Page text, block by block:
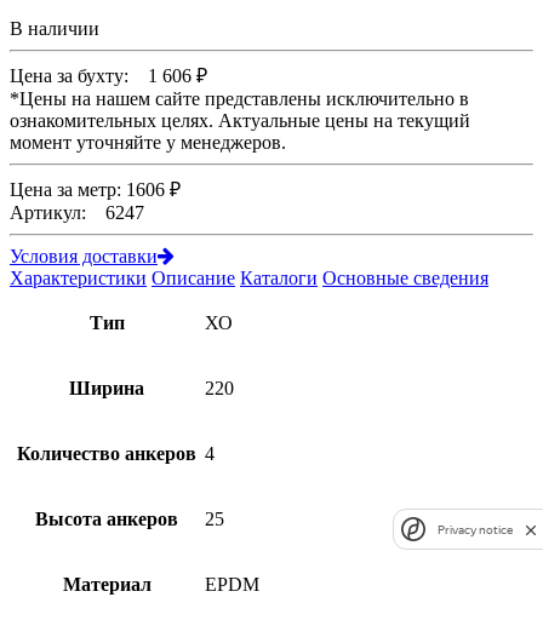
В наличии
Цена за бухту: 1 606 ₽
*Цены на нашем сайте представлены исключительно в
ознакомительных целях. Актуальные цены на текущий
момент уточняйте у менеджеров.
Цена за метр: 1606 ₽
Артикул: 6247
Условия доставки
Характеристики Описание Каталоги Основные сведения
Тип ХО
Ширина 220
Количество анкеров 4
Высота анкеров 25
Материал EPDM
Privacy notice